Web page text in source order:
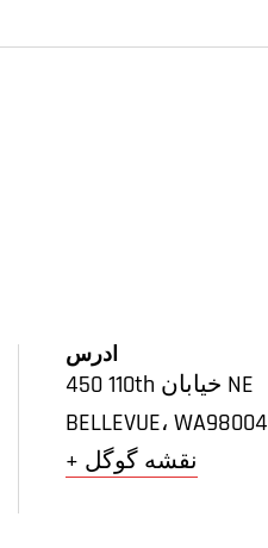
آدرس
450 110th خیابان NE
BELLEVUE، WA98004
+ نقشه گوگل